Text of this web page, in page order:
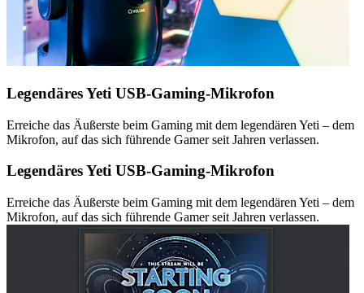
Legendäres Yeti USB-Gaming-Mikrofon
Erreiche das Äußerste beim Gaming mit dem legendären Yeti – dem
Mikrofon, auf das sich führende Gamer seit Jahren verlassen.
Legendäres Yeti USB-Gaming-Mikrofon
Erreiche das Äußerste beim Gaming mit dem legendären Yeti – dem
Mikrofon, auf das sich führende Gamer seit Jahren verlassen.